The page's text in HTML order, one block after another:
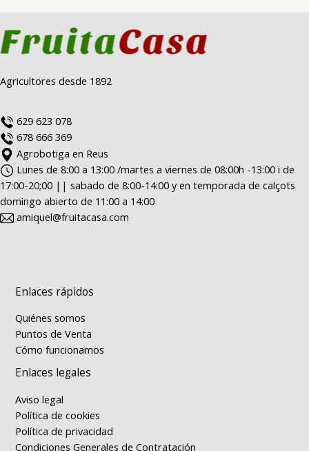
Agricultores desde 1892
629 623 078
678 666 369
Agrobotiga en Reus
Lunes de 8:00 a 13:00 /martes a viernes de 08:00h -13:00 i de
17:00-20;00 || sabado de 8:00-14:00 y en temporada de calçots
domingo abierto de 11:00 a 14:00
amiquel@fruitacasa.com
Enlaces rápidos
Quiénes somos
Puntos de Venta
Cómo funcionamos
Enlaces legales
Aviso legal
Política de cookies
Política de privacidad
Condiciones Generales de Contratación